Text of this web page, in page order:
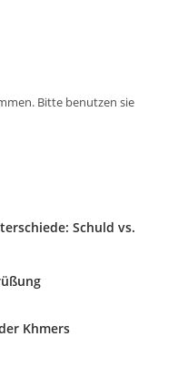
Bitte benutzen sie
Schuld vs.
Khmers